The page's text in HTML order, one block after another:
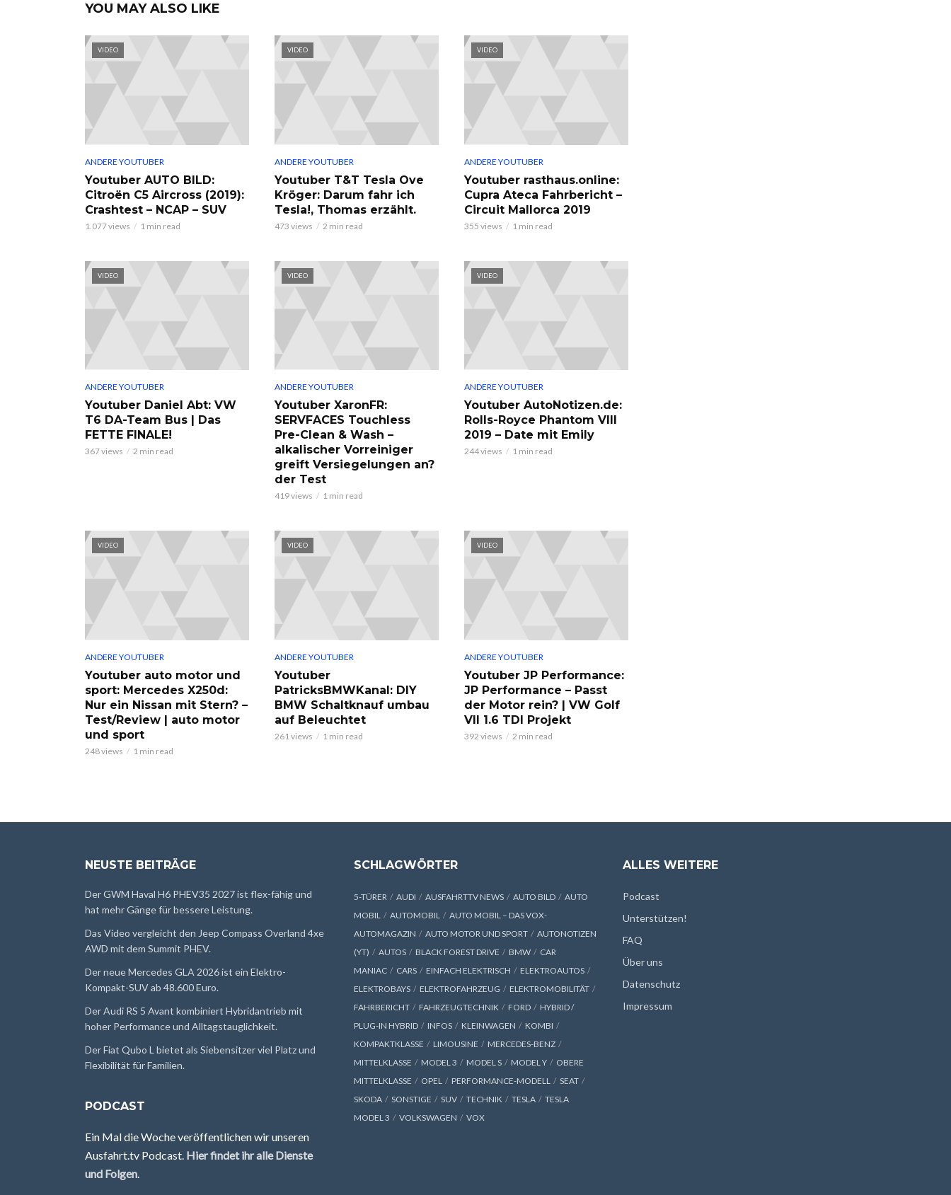
YOU MAY ALSO LIKE
VIDEO
ANDERE YOUTUBER
Youtuber AUTO BILD:
Citroën C5 Aircross (2019):
Crashtest – NCAP – SUV
1.077 views 1 min read
VIDEO
ANDERE YOUTUBER
Youtuber T&T Tesla Ove
Kröger: Darum fahr ich
Tesla!, Thomas erzählt.
473 views 2 min read
VIDEO
ANDERE YOUTUBER
Youtuber rasthaus.online:
Cupra Ateca Fahrbericht –
Circuit Mallorca 2019
355 views 1 min read
VIDEO
ANDERE YOUTUBER
Youtuber Daniel Abt: VW
T6 DA-Team Bus | Das
FETTE FINALE!
367 views 2 min read
VIDEO
ANDERE YOUTUBER
Youtuber XaronFR:
SERVFACES Touchless
Pre-Clean & Wash –
alkalischer Vorreiniger
greift Versiegelungen an?
der Test
419 views 1 min read
VIDEO
ANDERE YOUTUBER
Youtuber AutoNotizen.de:
Rolls-Royce Phantom VIII
2019 – Date mit Emily
244 views 1 min read
VIDEO
ANDERE YOUTUBER
Youtuber auto motor und
sport: Mercedes X250d:
Nur ein Nissan mit Stern? –
Test/Review | auto motor
und sport
248 views 1 min read
VIDEO
ANDERE YOUTUBER
Youtuber
PatricksBMWKanal: DIY
BMW Schaltknauf umbau
auf Beleuchtet
261 views 1 min read
VIDEO
ANDERE YOUTUBER
Youtuber JP Performance:
JP Performance – Passt
der Motor rein? | VW Golf
VII 1.6 TDI Projekt
392 views 2 min read
NEUSTE BEITRÄGE
Der GWM Haval H6 PHEV35 2027 ist flex-fähig und
hat mehr Gänge für bessere Leistung.
Das Video vergleicht den Jeep Compass Overland 4xe
AWD mit dem Summit PHEV.
Der neue Mercedes GLA 2026 ist ein Elektro-
Kompakt-SUV ab 48.600 Euro.
Der Audi RS 5 Avant kombiniert Hybridantrieb mit
hoher Performance und Alltagstauglichkeit.
Der Fiat Qubo L bietet als Siebensitzer viel Platz und
Flexibilität für Familien.
PODCAST
Ein Mal die Woche veröffentlichen wir unseren
Ausfahrt.tv Podcast. Hier findet ihr alle Dienste
und Folgen
SCHLAGWÖRTER
5-TÜRER AUDI AUSFAHRTTV NEWS AUTO BILD
AUTO
MOBIL
AUTOMOBIL
AUTO MOBIL – DAS VOX-
AUTOMAGAZIN
AUTO MOTOR UND SPORT
AUTONOTIZEN
(YT)
AUTOS BLACK FOREST DRIVE BMW
CAR
MANIAC
CARS EINFACH ELEKTRISCH
ELEKTROAUTOS
ELEKTROBAYS
ELEKTROFAHRZEUG
ELEKTROMOBILITÄT
FAHRBERICHT
FAHRZEUGTECHNIK FORD
HYBRID /
PLUG-IN HYBRID
INFOS KLEINWAGEN
KOMBI
KOMPAKTKLASSE
LIMOUSINE
MERCEDES-BENZ
MITTELKLASSE
MODEL 3 MODEL S MODEL Y
OBERE
MITTELKLASSE
OPEL PERFORMANCE-MODELL
SEAT
SKODA
SONSTIGE SUV TECHNIK TESLA
TESLA
MODEL 3
VOLKSWAGEN VOX
ALLES WEITERE
Podcast
Unterstützen!
FAQ
Über uns
Datenschutz
Impressum